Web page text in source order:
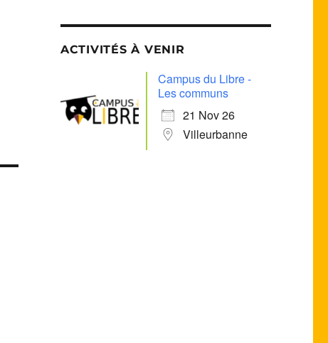
ACTIVITÉS À VENIR
Campus du Libre -
Les communs
21 Nov 26
Villeurbanne